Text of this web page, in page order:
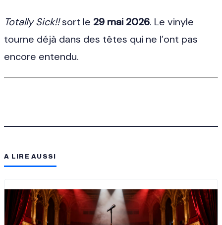
Totally Sick!!sort le 29 mai 2026. Le vinyle
tourne déjà dans des têtes qui ne l’ont pas
encore entendu.
A LIRE AUSSI